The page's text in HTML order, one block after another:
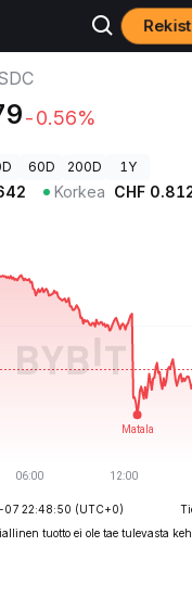
-0.56%
60D 200D 1Y
Korkea CHF
07 22:48:50 (UTC+0)
tuotto ei ole tae tulevasta